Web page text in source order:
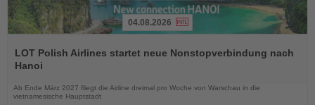
Sie
die
04.08.2026
LOT Polish Airlines startet neue Nonstopverbindung nach
Hanoi
Ab Ende März 2027 fliegt die Airline dreimal pro Woche von Warschau in die
vietnamesische Hauptstadt